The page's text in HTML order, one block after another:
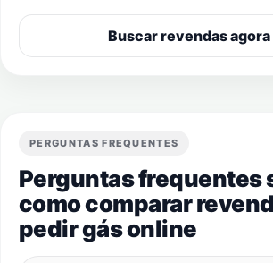
Buscar revendas agora
PERGUNTAS FREQUENTES
Perguntas frequentes
como comparar
pedir gás online